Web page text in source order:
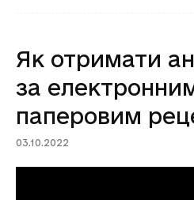
Як отримати
за
паперовим
03.10.2022